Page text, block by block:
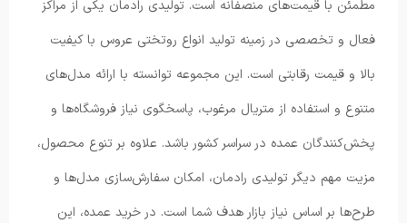
مطمئن با قیمت‌های منصفانه است. تولیدی رادمان یکی از مراکز
فعال و تخصصی در زمینه تولید انواع روتختی عروس با کیفیت
بالا و قیمت رقابتی است. این مجموعه توانسته با ارائه مدل‌های
متنوع و استفاده از متریال مرغوب، پاسخگوی نیاز فروشگاه‌ها و
پخش‌کنندگان عمده در سراسر کشور باشد. علاوه بر تنوع محصول،
مزیت مهم دیگر تولیدی رادمان، امکان سفارش‌سازی مدل‌ها و
طرح‌ها بر اساس نیاز بازار هدف شما است. در خرید عمده، این